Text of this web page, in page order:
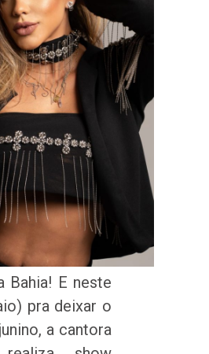
Bahia! E neste
pra deixar o
a cantora